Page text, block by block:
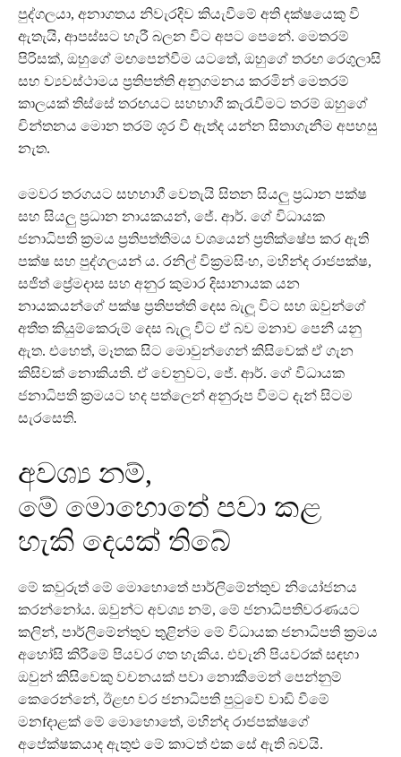
පුද්ගලයා, අනාගතය නිවැරදිව කියැවීමේ අති දක්ෂයෙකු වී
ඇතැයි, ආපස්සට හැරී බලන විට අපට පෙනේ. මෙතරම්
පිරිසක්, ඔහුගේ මඟපෙන්වීම යටතේ, ඔහුගේ තරඟ රෙගුලාසි
සහ ව්‍යවස්ථාමය ප්‍රතිපත්ති අනුගමනය කරමින් මෙතරම්
කාලයක් තිස්සේ තරඟයට සහභාගී කැරැවීමට තරම් ඔහුගේ
චින්තනය මොන තරම් ශූර වී ඇත්ද යන්න සිතාගැනීම අපහසු
නැත.
මෙවර තරගයට සහභාගී වෙතැයි සිතන සියලු ප්‍රධාන පක්ෂ
සහ සියලු ප්‍රධාන නායකයන්, ජේ. ආර්. ගේ විධායක
ජනාධිපති ක්‍රමය ප්‍රතිපත්තිමය වශයෙන් ප්‍රතික්ෂේප කර ඇති
පක්ෂ සහ පුද්ගලයන් ය. රනිල් වික්‍රමසිංහ, මහින්ද රාජපක්ෂ,
සජිත් ප්‍රේමදාස සහ අනුර කුමාර දිසානායක යන
නායකයන්ගේ පක්ෂ ප්‍රතිපත්ති දෙස බැලූ විට සහ ඔවුන්ගේ
අතීත කියුම්කෙරුම් දෙස බැලූ විට ඒ බව මනාව පෙනී යනු
ඇත. එහෙත්, මෑතක සිට මොවුන්ගෙන් කිසිවෙක් ඒ ගැන
කිසිවක් නොකියති. ඒ වෙනුවට, ජේ. ආර්. ගේ විධායක
ජනාධිපති ක්‍රමයට හද පත්ලෙන් අනුරූප වීමට දැන් සිටම
සැරසෙති.
අවශ්‍ය නම්,
මේ මොහොතේ පවා කළ
හැකි දෙයක් තිබේ
මේ කවුරුත් මේ මොහොතේ පාර්ලිමේන්තුව නියෝජනය
කරන්නෝය. ඔවුන්ට අවශ්‍ය නම්, මේ ජනාධිපතිවරණයට
කලින්, පාර්ලිමේන්තුව තුළින්ම මේ විධායක ජනාධිපති ක්‍රමය
අහෝසි කිරීමේ පියවර ගත හැකිය. එවැනි පියවරක් සඳහා
ඔවුන් කිසිවෙකු වචනයක් පවා නොකීමෙන් පෙන්නුම්
කෙරෙන්නේ, ඊළඟ වර ජනාධිපති පුටුවේ වාඩි වීමේ
මනfදාළක් මේ මොහොතේ, මහින්ද රාජපක්ෂගේ
අපේක්ෂකයාද ඇතුළු මේ කාටත් එක සේ ඇති බවයි.